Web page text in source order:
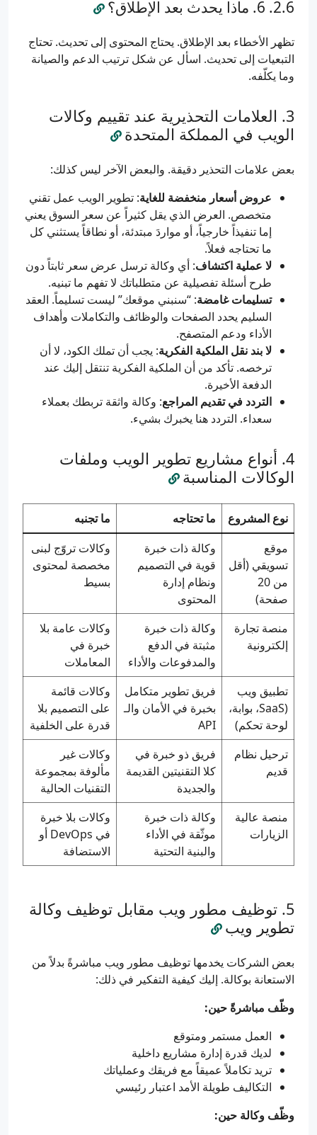
6. ماذا يحدث بعد الإطلاق؟
تظهر الأخطاء بعد الإطلاق. يحتاج المحتوى إلى تحديث. تحتاج
التبعيات إلى تحديث. اسأل عن شكل ترتيب الدعم والصيانة
وما يكلّفه.
العلامات التحذيرية عند تقييم وكالات
الويب في المملكة المتحدة
بعض علامات التحذير دقيقة. والبعض الآخر ليس كذلك:
عروض أسعار منخفضة للغاية: تطوير الويب عمل تقني
متخصص. العرض الذي يقل كثيراً عن سعر السوق يعني
إما تنفيذاً خارجياً، أو مواردَ مبتدئة، أو نطاقاً يستثني كل
ما تحتاجه فعلاً.
لا عملية اكتشاف: أي وكالة ترسل عرض سعر ثابتاً دون
طرح أسئلة تفصيلية عن متطلباتك لا تفهم ما تبنيه.
تسليمات غامضة: “سنبني موقعك” ليست تسليماً. العقد
السليم يحدد الصفحات والوظائف والتكاملات وأهداف
الأداء ودعم المتصفح.
لا بند نقل الملكية الفكرية: يجب أن تملك الكود، لا أن
ترخصه. تأكد من أن الملكية الفكرية تنتقل إليك عند
الدفعة الأخيرة.
التردد في تقديم المراجع: وكالة واثقة تربطك بعملاء
سعداء. التردد هنا يخبرك بشيء.
أنواع مشاريع تطوير الويب وملفات
الوكالات المناسبة
نوع المشروع ما تحتاجه
ما تجنبه
موقع
تسويقي (أقل
من 20
صفحة)
وكالة ذات خبرة
قوية في التصميم
ونظام إدارة
المحتوى
وكالات تروّج لبنى
مخصصة لمحتوى
بسيط
منصة تجارة
إلكترونية
وكالة ذات خبرة
مثبتة في الدفع
والمدفوعات والأداء
وكالات عامة بلا
خبرة في
المعاملات
تطبيق ويب
(SaaS، بوابة،
لوحة تحكم)
فريق تطوير متكامل
بخبرة في الأمان والـ
API
وكالات قائمة
على التصميم بلا
قدرة على الخلفية
ترحيل نظام
قديم
فريق ذو خبرة في
كلا التقنيتين القديمة
والجديدة
وكالات غير
مألوفة بمجموعة
التقنيات الحالية
منصة عالية
الزيارات
وكالة ذات خبرة
موثّقة في الأداء
والبنية التحتية
وكالات بلا خبرة
في DevOps أو
الاستضافة
توظيف مطور ويب مقابل توظيف وكالة
تطوير ويب
بعض الشركات يخدمها توظيف مطور ويب مباشرةً بدلاً من
الاستعانة بوكالة. إليك كيفية التفكير في ذلك:
وظّف مباشرةً حين:
العمل مستمر ومتوقع
لديك قدرة إدارة مشاريع داخلية
تريد تكاملاً عميقاً مع فريقك وعملياتك
التكاليف طويلة الأمد اعتبار رئيسي
وظّف وكالة حين: